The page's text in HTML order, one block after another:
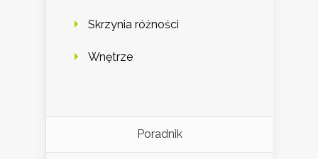
Skrzynia różności
Wnętrze
Poradnik